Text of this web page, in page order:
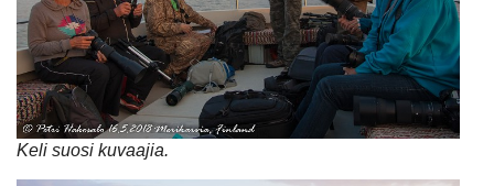
Keli suosi kuvaajia.